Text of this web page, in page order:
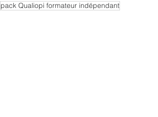
pack Qualiopi formateur indépendant